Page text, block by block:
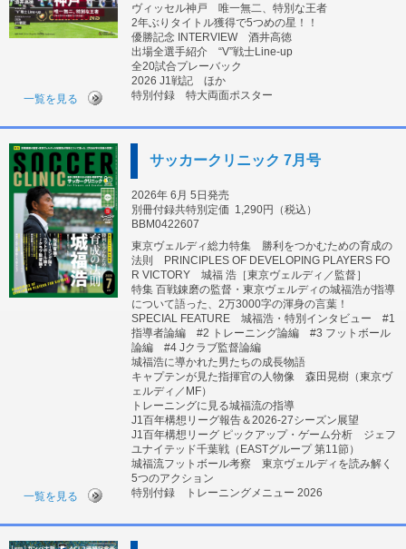
ヴィッセル神戸 唯一無二、特別な王者
2年ぶりタイトル獲得で5つめの星！！
優勝記念 INTERVIEW 酒井高徳
出場全選手紹介 “V”戦士Line-up
全20試合プレーバック
2026 J1戦記 ほか
特別付録 特大両面ポスター
一覧を見る
サッカークリニック 7月号
2026年 6月 5日発売
別冊付録共特別定価 1,290円（税込）
BBM0422607
東京ヴェルディ総力特集 勝利をつかむための育成の
法則 PRINCIPLES OF DEVELOPING PLAYERS FO
R VICTORY 城福 浩［東京ヴェルディ／監督］
特集 百戦錬磨の監督・東京ヴェルディの城福浩が指導
について語った、2万3000字の渾身の言葉！
SPECIAL FEATURE 城福浩・特別インタビュー #1
指導者論編 #2 トレーニング論編 #3 フットボール
論編 #4 Jクラブ監督論編
城福浩に導かれた男たちの成長物語
キャプテンが見た指揮官の人物像 森田晃樹（東京ヴ
ェルディ／MF）
トレーニングに見る城福流の指導
J1百年構想リーグ報告＆2026-27シーズン展望
J1百年構想リーグ ピックアップ・ゲーム分析 ジェフ
ユナイテッド千葉戦（EASTグループ 第11節）
城福流フットボール考察 東京ヴェルディを読み解く
5つのアクション
特別付録 トレーニングメニュー 2026
一覧を見る